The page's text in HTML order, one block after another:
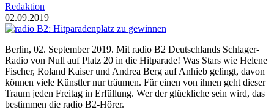
Redaktion
02.09.2019
Berlin, 02. September 2019. Mit radio B2 Deutschlands Schlager-
Radio von Null auf Platz 20 in die Hitparade! Was Stars wie Helene
Fischer, Roland Kaiser und Andrea Berg auf Anhieb gelingt, davon
können viele Künstler nur träumen. Für einen von ihnen geht dieser
Traum jeden Freitag in Erfüllung. Wer der glückliche sein wird, das
bestimmen die radio B2-Hörer.